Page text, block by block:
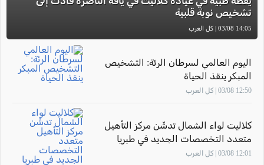
تشخيص نوبة قلبية
14:05 03/08 | كل العرب
اليوم العالمي لسرطان الرئة: التشخيص
المبكر ينقذ الحياة
12:50 03/08 | كل العرب
كلاليت لواء الشمال تدشّن مركز التأهيل
متعدد التخصصات الجديد في طبريا
12:01 03/08 | كل العرب